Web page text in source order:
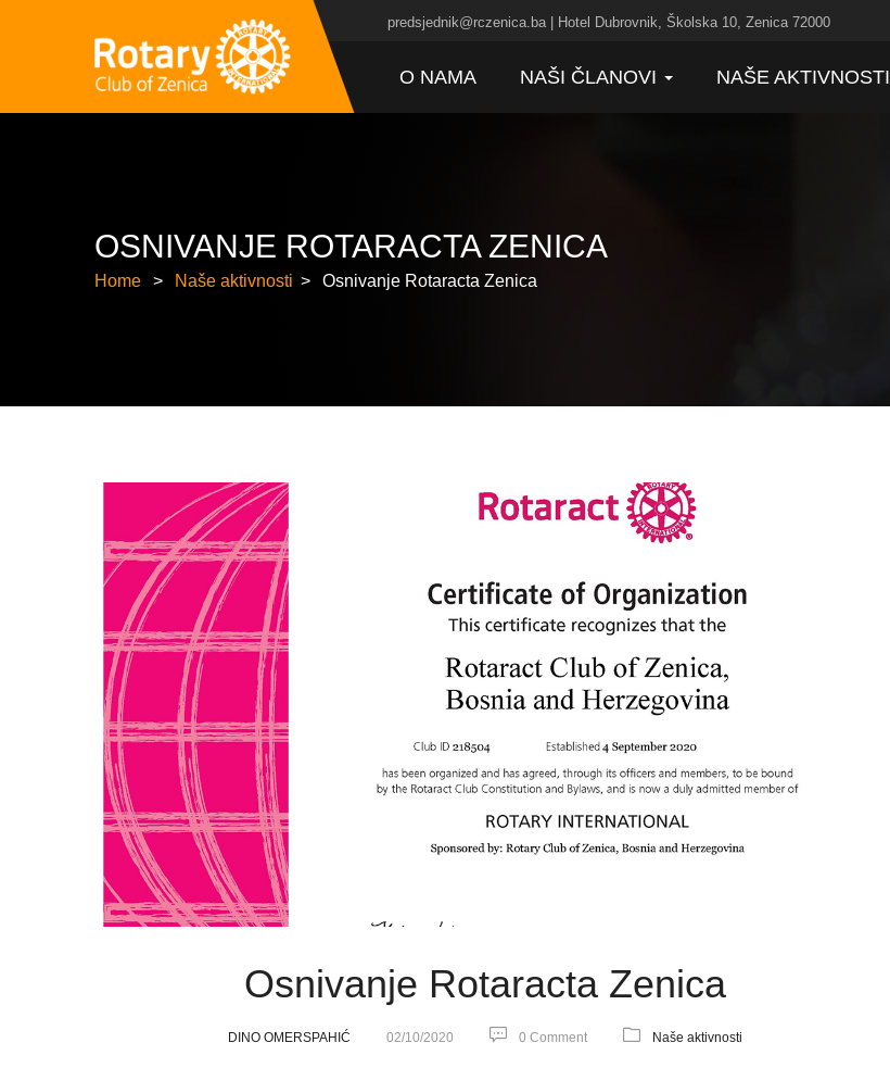
predsjednik@rczenica.ba | Hotel Dubrovnik, Školska 10, Zenica 72000
O NAMA NAŠI ČLANOVI NAŠE AKTIVNOSTI
OSNIVANJE ROTARACTA ZENICA
Home Naše aktivnosti Osnivanje Rotaracta Zenica
Osnivanje Rotaracta Zenica
DINO OMERSPAHIĆ 02/10/2020 0 Comment Naše aktivnosti